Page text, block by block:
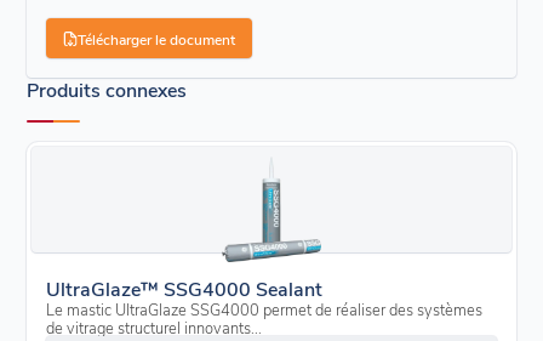
Télécharger le document
Produits connexes
UltraGlaze™ SSG4000 Sealant
Le mastic UltraGlaze SSG4000 permet de réaliser des systèmes
de vitrage structurel innovants...